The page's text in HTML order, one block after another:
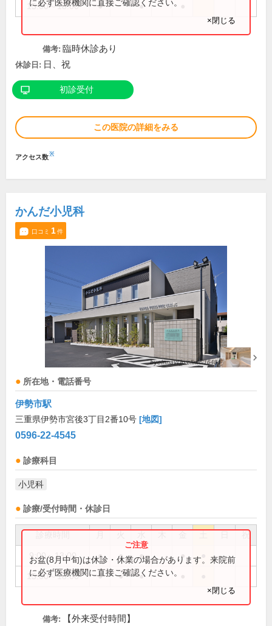
15:00～18:00 ● ●
に必ず医療機関に直接ご確認ください。
×閉じる
備考: 臨時休診あり
休診日: 日、祝
初診受付
この医院の詳細をみる
アクセス数※
かんだ小児科
口コミ 1件
所在地・電話番号
伊勢市駅
三重県伊勢市宮後3丁目2番10号 [地図]
0596-22-4545
診療科目
小児科
診療/受付時間・休診日
祝
9:00～13:00 ● ● ● ●
15:00～18:00 ● ● ●
お盆(8月中旬)は休診・休業の場合があります。来院前
に必ず医療機関に直接ご確認ください。
×閉じる
備考:
【外来受付時間】